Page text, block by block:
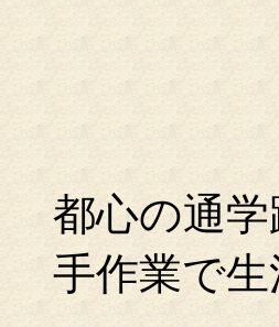
都心の通
手作業で